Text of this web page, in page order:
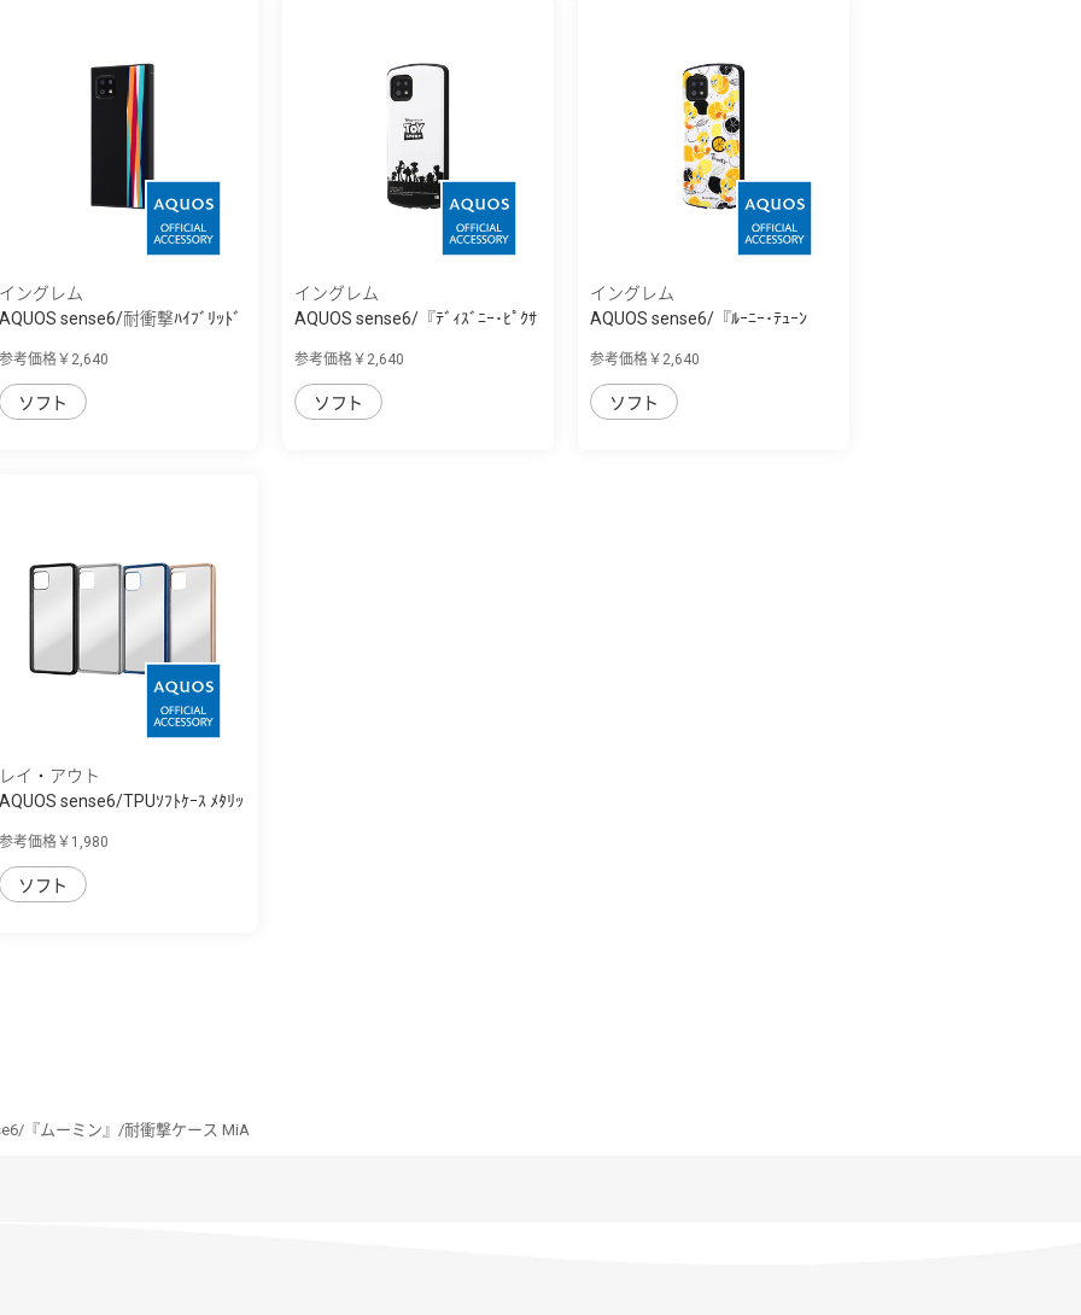
イングレム
AQUOS sense6/耐衝撃ﾊｲﾌﾞﾘｯﾄﾞ
参考価格￥2,640
ソフト
イングレム
AQUOS sense6/『ﾃﾞｨｽﾞﾆｰ･ﾋﾟｸｻ
参考価格￥2,640
ソフト
イングレム
AQUOS sense6/『ﾙｰﾆｰ･ﾃｭｰﾝ
参考価格￥2,640
ソフト
レイ・アウト
AQUOS sense6/TPUｿﾌﾄｹｰｽ ﾒﾀﾘｯ
参考価格￥1,980
ソフト
『ムーミン』/耐衝撃ケース MiA